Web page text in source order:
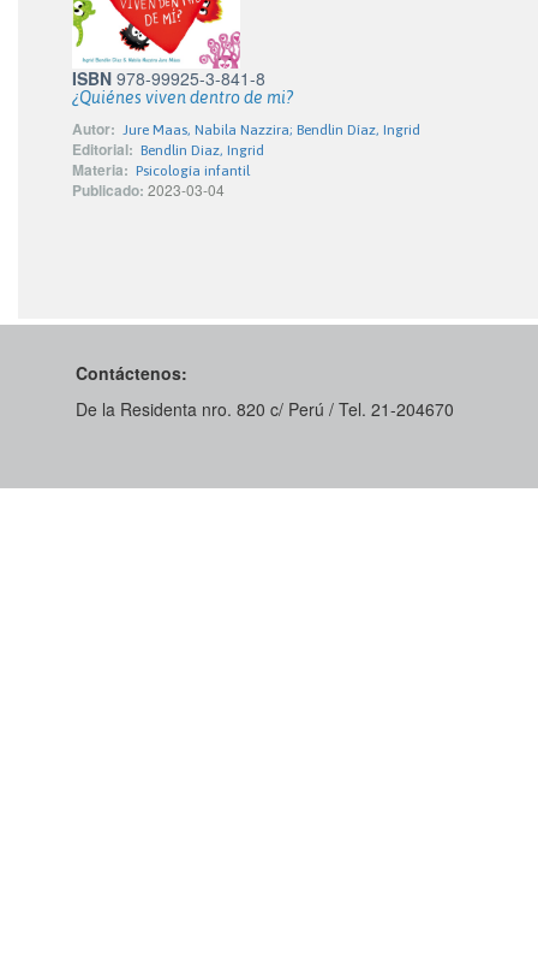
ISBN 978-99925-3-841-8
¿Quiénes viven dentro de mi?
Autor: Jure Maas, Nabila Nazzira; Bendlin Díaz, Ingrid
Editorial: Bendlin Diaz, Ingrid
Materia: Psicología infantil
Publicado: 2023-03-04
Contáctenos:
De la Residenta nro. 820 c/ Perú / Tel. 21-204670